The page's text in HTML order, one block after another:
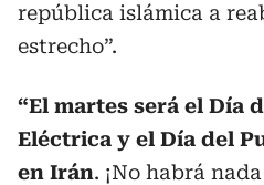
república islámica a
estrecho”.
“El martes será el Día
Eléctrica y el Día del
en Irán. ¡No habrá